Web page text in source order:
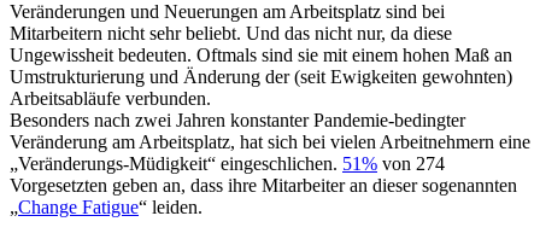
Veränderungen und Neuerungen am Arbeitsplatz sind bei
Mitarbeitern nicht sehr beliebt. Und das nicht nur, da diese
Ungewissheit bedeuten. Oftmals sind sie mit einem hohen Maß an
Umstrukturierung und Änderung der (seit Ewigkeiten gewohnten)
Arbeitsabläufe verbunden.
Besonders nach zwei Jahren konstanter Pandemie-bedingter
Veränderung am Arbeitsplatz, hat sich bei vielen Arbeitnehmern eine
„Veränderungs-Müdigkeit“ eingeschlichen. 51% von 274
Vorgesetzten geben an, dass ihre Mitarbeiter an dieser sogenannten
„Change Fatigue“ leiden.